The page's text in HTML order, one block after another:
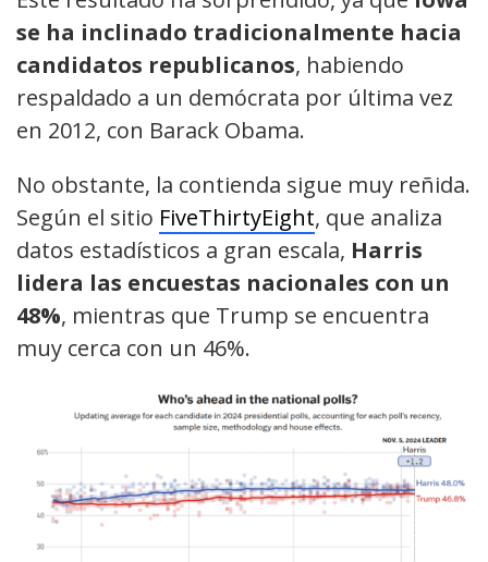
se ha inclinado tradicionalmente hacia
candidatos republicanos, habiendo
respaldado a un demócrata por última vez
en 2012, con Barack Obama.
No obstante, la contienda sigue muy reñida.
Según el sitio FiveThirtyEight, que analiza
datos estadísticos a gran escala, Harris
lidera las encuestas nacionales con un
48%, mientras que Trump se encuentra
muy cerca con un 46%.